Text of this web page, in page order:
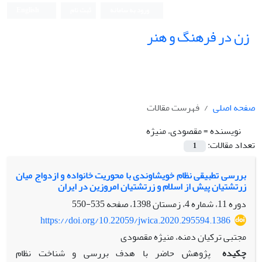
زن در فرهنگ و هنر
صفحه اصلی
فهرست مقالات
نویسنده =مقصودی، منیژه
تعداد مقالات:
1
بررسی تطبیقی نظام خویشاوندی با محوریت خانواده و ازدواج میان
زرتشتیان پیش از اسلام و زرتشتیان امروزین در ایران
دوره 11، شماره 4، زمستان 1398، صفحه
535-550
https://doi.org/10.22059/jwica.2020.295594.1386
مجتبی ترکیان دمنه، منیژه مقصودی
چکیده
پژوهش حاضر با هدف بررسی و شناخت نظام